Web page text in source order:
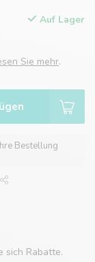
Auf Lager
Sie mehr.
Bestellung
sich Rabatte.